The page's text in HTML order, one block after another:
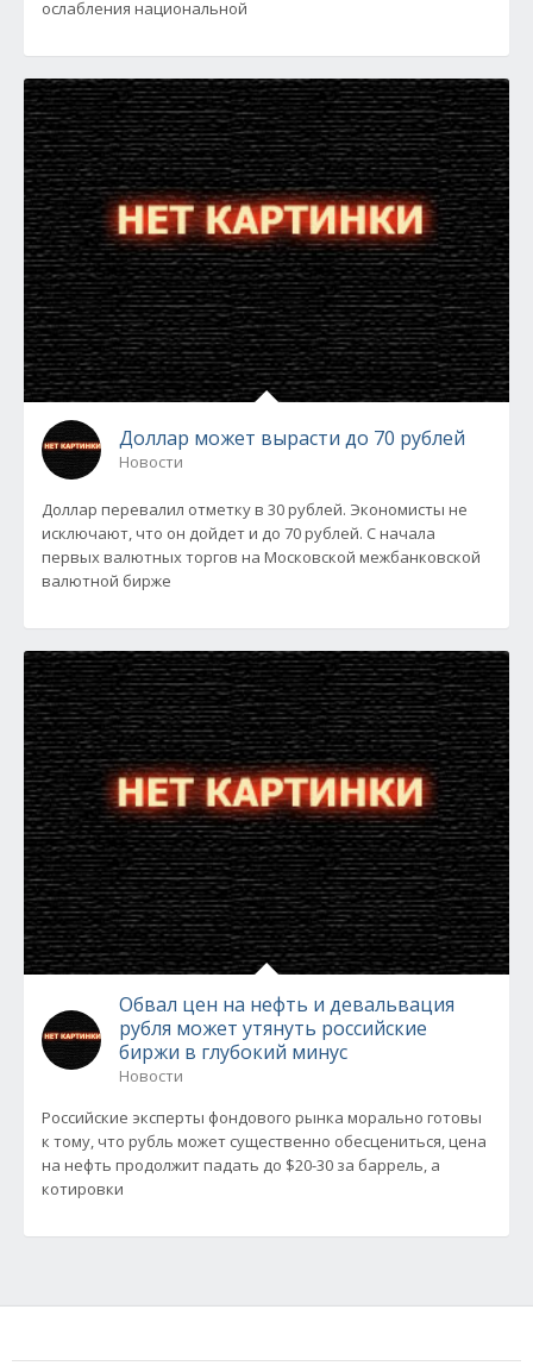
ослабления национальной
Доллар может вырасти до 70 рублей
Новости
Доллар перевалил отметку в 30 рублей. Экономисты не
исключают, что он дойдет и до 70 рублей. С начала
первых валютных торгов на Московской межбанковской
валютной бирже
Обвал цен на нефть и девальвация
рубля может утянуть российские
биржи в глубокий минус
Новости
Российские эксперты фондового рынка морально готовы
к тому, что рубль может существенно обесцениться, цена
на нефть продолжит падать до $20-30 за баррель, а
котировки